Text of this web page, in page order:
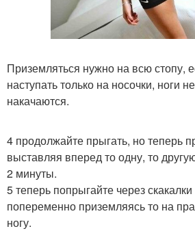
Приземляться нужно на всю стопу,
наступать только на носочки, ноги
накачаются.
4 продолжайте прыгать, но теперь
выставляя вперед то одну, то
2 минуты.
5 теперь попрыгайте через
попеременно приземляясь то на
ногу.